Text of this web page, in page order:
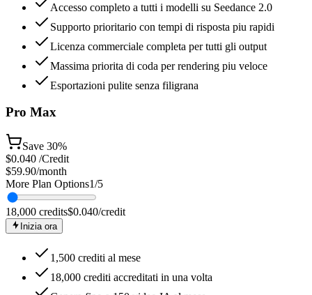
Accesso completo a tutti i modelli su Seedance 2.0
Supporto prioritario con tempi di risposta piu rapidi
Licenza commerciale completa per tutti gli output
Massima priorita di coda per rendering piu veloce
Esportazioni pulite senza filigrana
Pro Max
Save 30%
$0.040 /Credit
$59.90/month
More Plan Options1/5
18,000 credits$0.040/credit
Inizia ora
1,500 crediti al mese
18,000 crediti accreditati in una volta